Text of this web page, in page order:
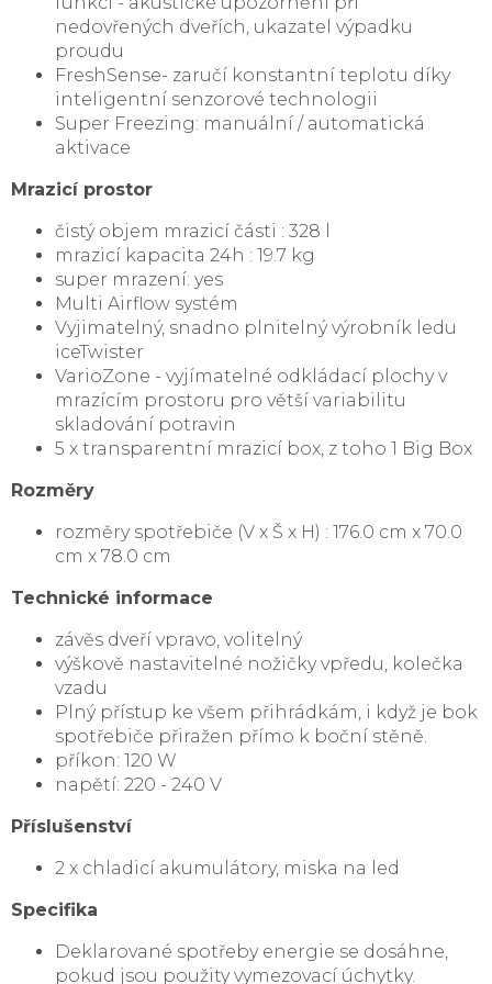
nedovřených dveřích, ukazatel výpadku
proudu
FreshSense- zaručí konstantní teplotu díky
inteligentní senzorové technologii
Super Freezing: manuální / automatická
aktivace
Mrazicí prostor
čistý objem mrazicí části : 328 l
mrazicí kapacita 24h : 19.7 kg
super mrazení: yes
Multi Airflow systém
Vyjimatelný, snadno plnitelný výrobník ledu
iceTwister
VarioZone - vyjímatelné odkládací plochy v
mrazícím prostoru pro větší variabilitu
skladování potravin
5 x transparentní mrazicí box, z toho 1 Big Box
Rozměry
rozměry spotřebiče (V x Š x H) : 176.0 cm x 70.0
cm x 78.0 cm
Technické informace
závěs dveří vpravo, volitelný
výškově nastavitelné nožičky vpředu, kolečka
vzadu
Plný přístup ke všem přihrádkám, i když je bok
spotřebiče přiražen přímo k boční stěně.
příkon: 120 W
napětí: 220 - 240 V
Příslušenství
2 x chladicí akumulátory, miska na led
Specifika
Deklarované spotřeby energie se dosáhne,
pokud jsou použity vymezovací úchytky.